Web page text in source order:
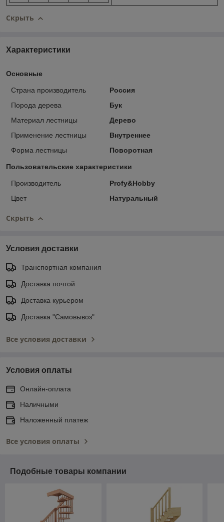
Скрыть
Характеристики
Основные
Страна производитель
Россия
Порода дерева
Бук
Материал лестницы
Дерево
Применение лестницы
Внутреннее
Форма лестницы
Поворотная
Пользовательские характеристики
Производитель
Profy&Hobby
Цвет
Натуральный
Скрыть
Условия доставки
Транспортная компания
Доставка почтой
Доставка курьером
Доставка "Самовывоз"
Все условия доставки
Условия оплаты
Онлайн-оплата
Наличными
Наложенный платеж
Все условия оплаты
Подобные товары компании